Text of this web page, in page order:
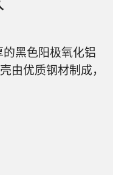
黑色阳极氧化铝
由优质钢材制成，